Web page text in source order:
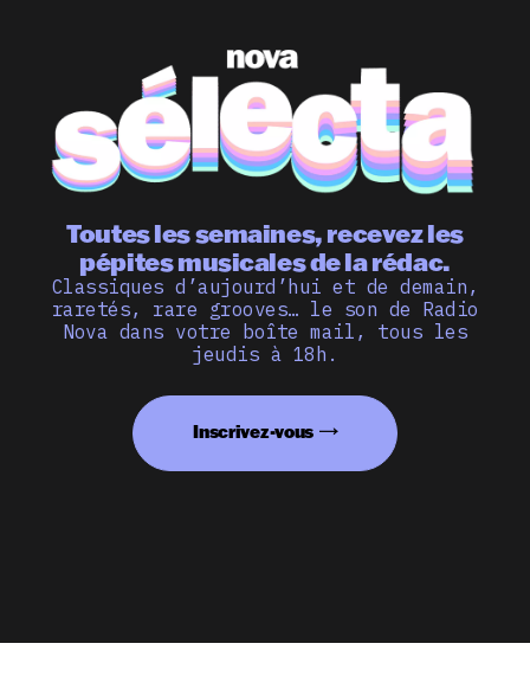
Toutes les semaines, recevez les
pépites musicales de la rédac.
Classiques d’aujourd’hui et de demain,
raretés, rare grooves… le son de Radio
Nova dans votre boîte mail, tous les
jeudis à 18h.
Inscrivez-vous